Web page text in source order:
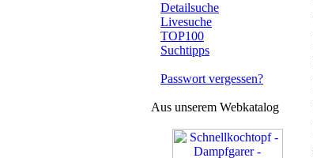
Detailsuche
Livesuche
TOP100
Suchtipps
Passwort vergessen?
Aus unserem Webkatalog